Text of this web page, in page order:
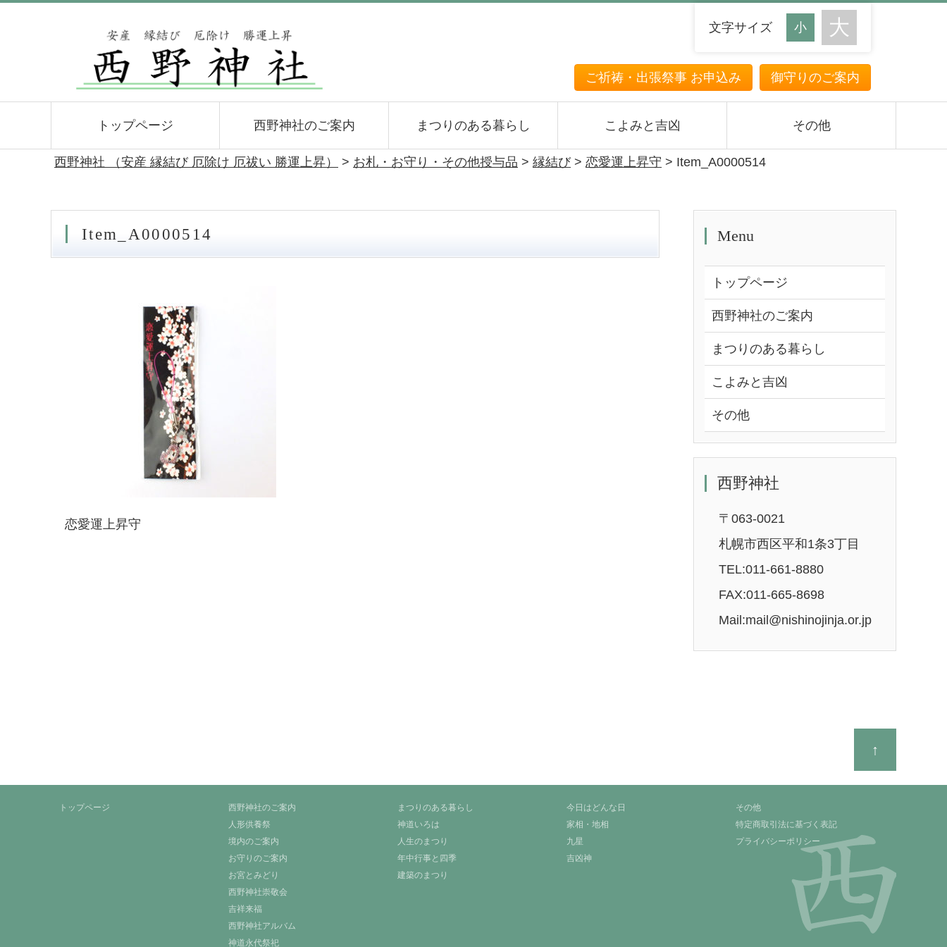
ご祈祷・出張祭事 お申込み 御守りのご案内
文字サイズ
トップページ 西野神社のご案内 まつりのある暮らし こよみと吉凶 その他
西野神社 （安産 縁結び 厄除け 厄祓い 勝運上昇） > お札・お守り・その他授与品 > 縁結び> 恋愛運上昇守 > Item_A0000514
Item_A0000514
恋愛運上昇守
Menu
トップページ
西野神社のご案内
まつりのある暮らし
こよみと吉凶
その他
西野神社
〒063-0021
札幌市西区平和1条3丁目
TEL:011-661-8880
FAX:011-665-8698
Mail:mail@nishinojinja.or.jp
↑
トップページ
西野神社のご案内
人形供養祭
境内のご案内
お守りのご案内
お宮とみどり
西野神社崇敬会
吉祥来福
西野神社アルバム
神道永代祭祀
まつりのある暮らし
神道いろは
人生のまつり
年中行事と四季
建築のまつり
今日はどんな日
家相・地相
九星
吉凶神
その他
特定商取引法に基づく表記
プライバシーポリシー